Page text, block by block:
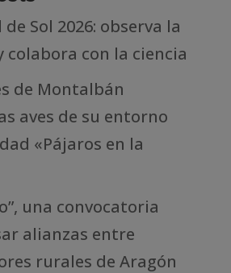
Sol 2026: observa la
colabora con la ciencia
de Montalbán
aves de su entorno
«Pájaros en la
una convocatoria
alianzas entre
rurales de Aragón